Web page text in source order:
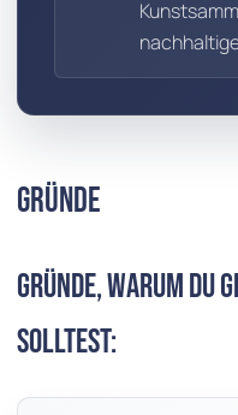
Gründe
Gründe, warum du
solltest: